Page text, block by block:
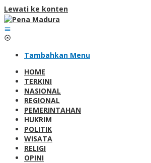
Lewati ke konten
Tambahkan Menu
HOME
TERKINI
NASIONAL
REGIONAL
PEMERINTAHAN
HUKRIM
POLITIK
WISATA
RELIGI
OPINI